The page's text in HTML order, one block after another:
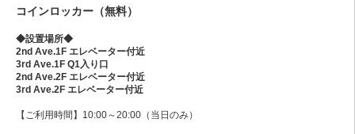
コインロッカー（無料）
◆設置場所◆
2nd Ave.1F エレベーター付近
3rd Ave.1F Q1入り口
2nd Ave.2F エレベーター付近
3rd Ave.2F エレベーター付近
【ご利用時間】10:00～20:00（当日のみ）